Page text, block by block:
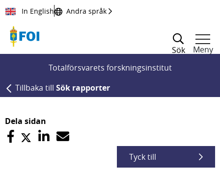
Till innehållet
In English Andra språk
Sök
Meny
Totalförsvarets forskningsinstitut
Tillbaka till Sök rapporter
Dela sidan
Tyck till